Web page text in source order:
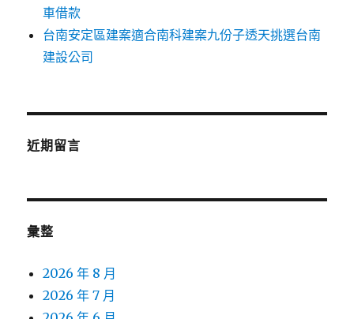
車借款
台南安定區建案適合南科建案九份子透天挑選台南
建設公司
近期留言
彙整
2026 年 8 月
2026 年 7 月